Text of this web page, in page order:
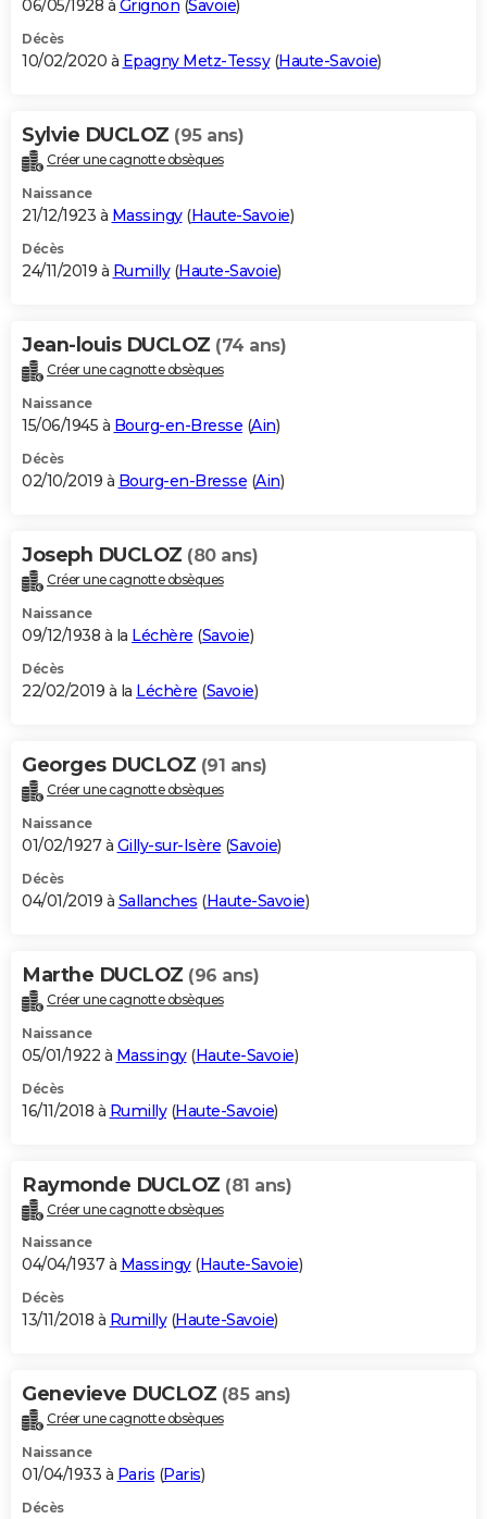
06/05/1928 à Grignon (Savoie)
Décès
10/02/2020 à Epagny Metz-Tessy(Haute-Savoie)
Sylvie DUCLOZ (95 ans)
Créer une cagnotte obsèques
Naissance
21/12/1923 à Massingy(Haute-Savoie)
Décès
24/11/2019 à Rumilly(Haute-Savoie)
Jean-louis DUCLOZ (74 ans)
Créer une cagnotte obsèques
Naissance
15/06/1945 à Bourg-en-Bresse (Ain)
Décès
02/10/2019 à Bourg-en-Bresse (Ain)
Joseph DUCLOZ (80 ans)
Créer une cagnotte obsèques
Naissance
09/12/1938 à la Léchère (Savoie)
Décès
22/02/2019 à la Léchère (Savoie)
Georges DUCLOZ (91 ans)
Créer une cagnotte obsèques
Naissance
01/02/1927 à Gilly-sur-Isère (Savoie)
Décès
04/01/2019 à Sallanches (Haute-Savoie)
Marthe DUCLOZ (96 ans)
Créer une cagnotte obsèques
Naissance
05/01/1922 à Massingy(Haute-Savoie)
Décès
16/11/2018 à Rumilly(Haute-Savoie)
Raymonde DUCLOZ (81 ans)
Créer une cagnotte obsèques
Naissance
04/04/1937 à Massingy(Haute-Savoie)
Décès
13/11/2018 à Rumilly(Haute-Savoie)
Genevieve DUCLOZ (85 ans)
Créer une cagnotte obsèques
Naissance
01/04/1933 à Paris (Paris)
Décès